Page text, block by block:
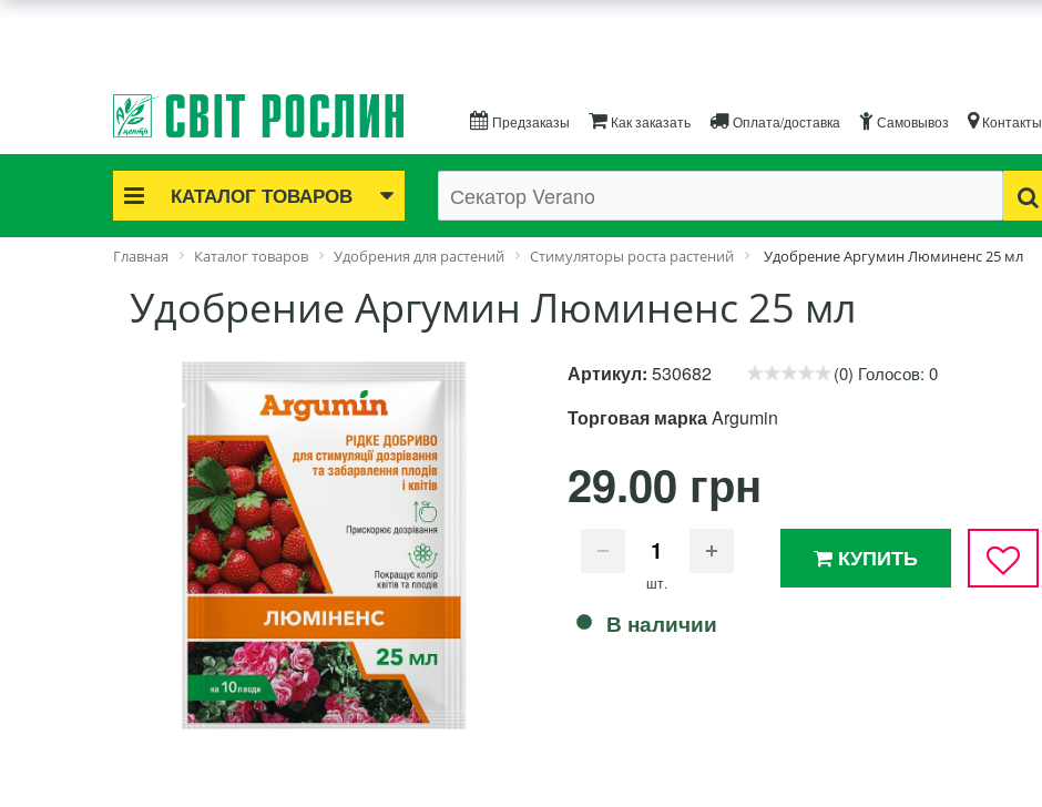
Предзаказы Как заказать Оплата/доставка Самовывоз Контакты
КАТАЛОГ ТОВАРОВ
Акционные товары
Саженцы роз
Саженцы плодово-ягодные
Лук и чеснок
Семенной картофель
Семена и рассада
Саженцы декоративные
Средства защиты растений
Удобрения
Для комнатных растений
Для ландшафтного дизайна
Для полива
Инструменты и инвентарь
Виноделие
Пчеловодство
Садовые фигуры
Главная Каталог товаров Удобрения для растений Стимуляторы роста растений Удобрение Аргумин Люминенс 25 мл
Удобрение Аргумин Люминенс 25 мл
Артикул: 530682 (0) Голосов: 0
Торговая маркаArgumin
29.00 грн
шт.
КУПИТЬ
В наличии